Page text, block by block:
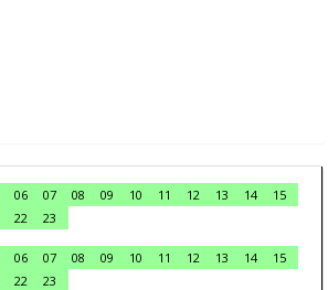
06 07 08 09 10 11 12 13 14
15
22
23
06 07 08 09 10 11 12 13 14
15
22
23